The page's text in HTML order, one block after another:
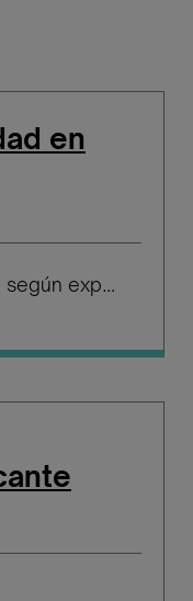
en
Salario según experiencia